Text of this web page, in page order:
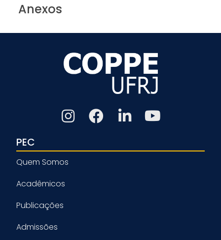
Anexos
PEC
Quem Somos
Acadêmicos
Publicações
Admissões